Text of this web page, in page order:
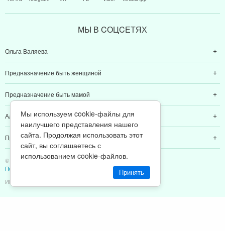
МЫ В CОЦCЕТЯХ
Ольга Валяева
Предназначение быть женщиной
Предназначение быть мамой
Алексей Валяев
Предназначение быть папой
© 2011-2026 Предназначение быть Женщиной
Политика конфиденциальности
ИП Валяев А. В. | ИНН 380111808709
Мы используем cookie-файлы для
наилучшего представления нашего
сайта. Продолжая использовать этот
сайт, вы соглашаетесь с
использованием cookie-файлов.
Принять